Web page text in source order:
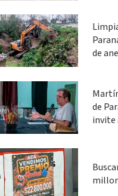
de
de
invite